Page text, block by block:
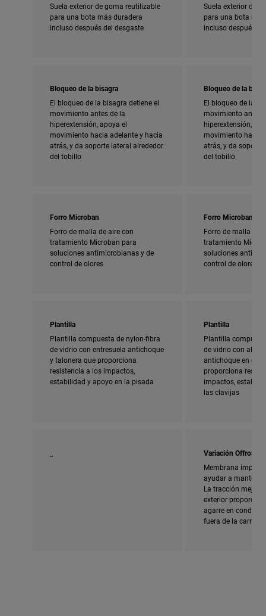
Suela exterior de goma reutilizable
para una bota más duradera
incluso después del desgaste
Suela exterior de
para una bota
incluso después
Bloqueo de la bisagra
El bloqueo de la bisagra detiene el
movimiento antes de la
hiperextensión, apoya el
movimiento hacia adelante y hacia
atrás, y da soporte lateral alrededor
del tobillo
Bloqueo de la
El bloqueo de la
movimiento antes
hiperextensión,
movimiento hacia
atrás, y da soporte
del tobillo
Forro Microban
Forro de malla de aire con
tratamiento Microban para
soluciones antimicrobianas y de
control de olores
Forro Microban
Forro de malla de
tratamiento
soluciones
control de olores
Plantilla
Plantilla compuesta de nylon-fibra
de vidrio con entresuela antichoque
y talonera que proporciona
resistencia a los impactos,
estabilidad y apoyo en la pisada
Plantilla
Plantilla
de vidrio con
antichoque en el
proporciona
impactos,
las clavijas
Variación Offroad
Membrana
ayudar a
La tracción
exterior
agarre en
fuera de la